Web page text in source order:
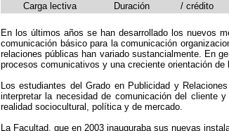
Carga lectiva Duración / crédito
En los últimos años se han desarrollado los nuevos
comunicación básico para la comunicación
relaciones públicas han variado sustancialmente. En
procesos comunicativos y una creciente orientación
Los estudiantes del Grado en Publicidad y
interpretar la necesidad de comunicación del cliente
realidad sociocultural, política y de mercado.
La Facultad, que en 2003 inauguraba sus nuevas